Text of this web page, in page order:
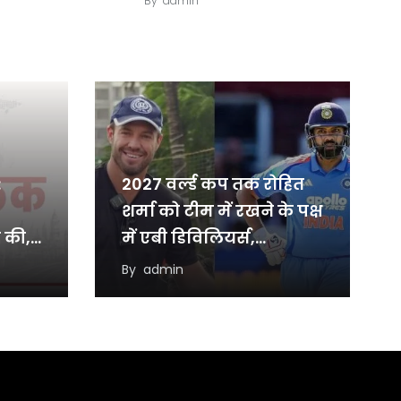
की,
2027 वर्ल्ड कप तक रोहित
शर्मा को टीम में रखने के पक्ष
में एबी डिविलियर्स,…
By admin